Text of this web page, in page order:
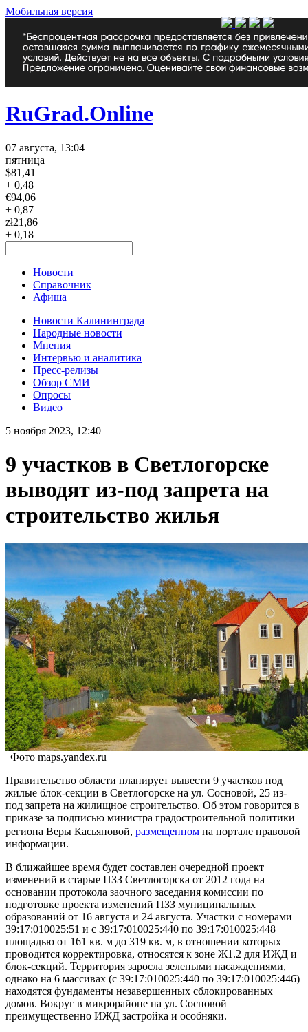
Мобильная версия
RuGrad.Online
07 августа, 13:04
пятница
$81,41
+ 0,48
€94,06
+ 0,87
zł21,86
+ 0,18
Новости
Справочник
Афиша
Новости Калининграда
Народные новости
Мнения
Интервью и аналитика
Пресс-релизы
Обзор СМИ
Опросы
Видео
5 ноября 2023, 12:40
9 участков в Светлогорске
выводят из-под запрета на
строительство жилья
Фото maps.yandex.ru
Правительство области планирует вывести 9 участков под
жилые блок-секции в Светлогорске на ул. Сосновой, 25 из-
под запрета на жилищное строительство. Об этом говорится в
приказе за подписью министра градостроительной политики
региона Веры Касьяновой, размещенном на портале правовой
информации.
В ближайшее время будет составлен очередной проект
изменений в старые ПЗЗ Светлогорска от 2012 года на
основании протокола заочного заседания комиссии по
подготовке проекта изменений ПЗЗ муниципальных
образований от 16 августа и 24 августа. Участки с номерами
39:17:010025:51 и с 39:17:010025:440 по 39:17:010025:448
площадью от 161 кв. м до 319 кв. м, в отношении которых
проводится корректировка, относятся к зоне Ж1.2 для ИЖД и
блок-секций. Территория заросла зелеными насаждениями,
однако на 6 массивах (с 39:17:010025:440 по 39:17:010025:446)
находятся фундаменты незавершенных сблокированных
домов. Вокруг в микрорайоне на ул. Сосновой
преимущественно ИЖД застройка и особняки.